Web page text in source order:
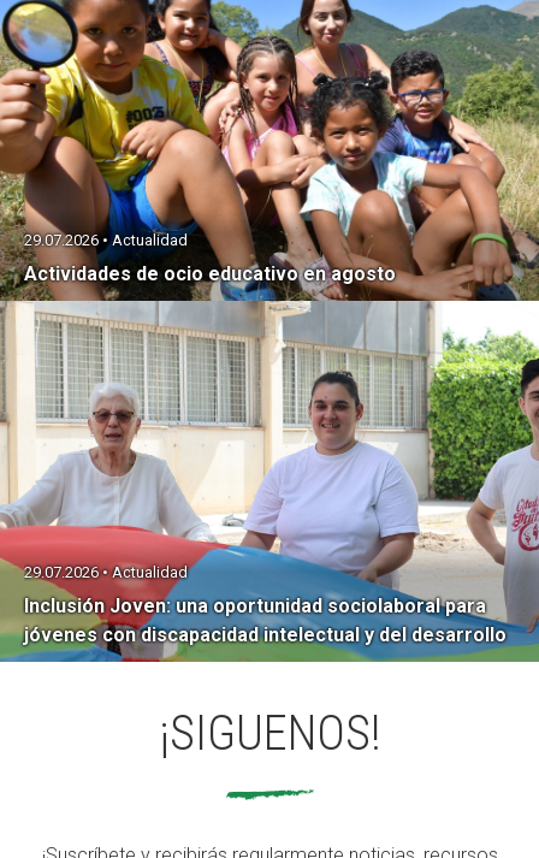
Actividades de ocio educativo en agosto
29.07.2026 • Actualidad
Inclusión Joven: una oportunidad sociolaboral para
jóvenes con discapacidad intelectual y del desarrollo
29.07.2026 • Actualidad
¡SIGUENOS!